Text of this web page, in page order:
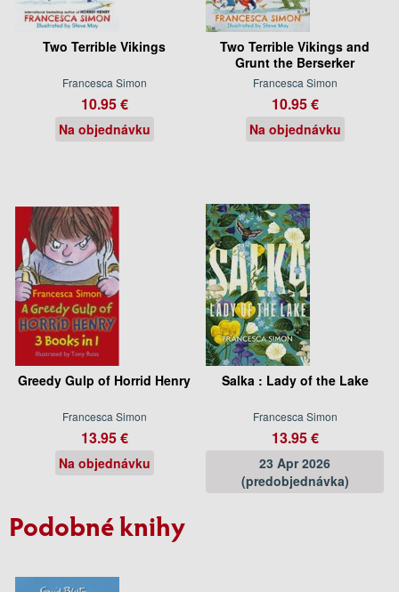
Two Terrible Vikings
Francesca Simon
10.95 €
Na objednávku
Two Terrible Vikings and
Grunt the Berserker
Francesca Simon
10.95 €
Na objednávku
Greedy Gulp of Horrid Henry
Francesca Simon
13.95 €
Na objednávku
Salka : Lady of the Lake
Francesca Simon
13.95 €
23 Apr 2026
(predobjednávka)
Podobné knihy